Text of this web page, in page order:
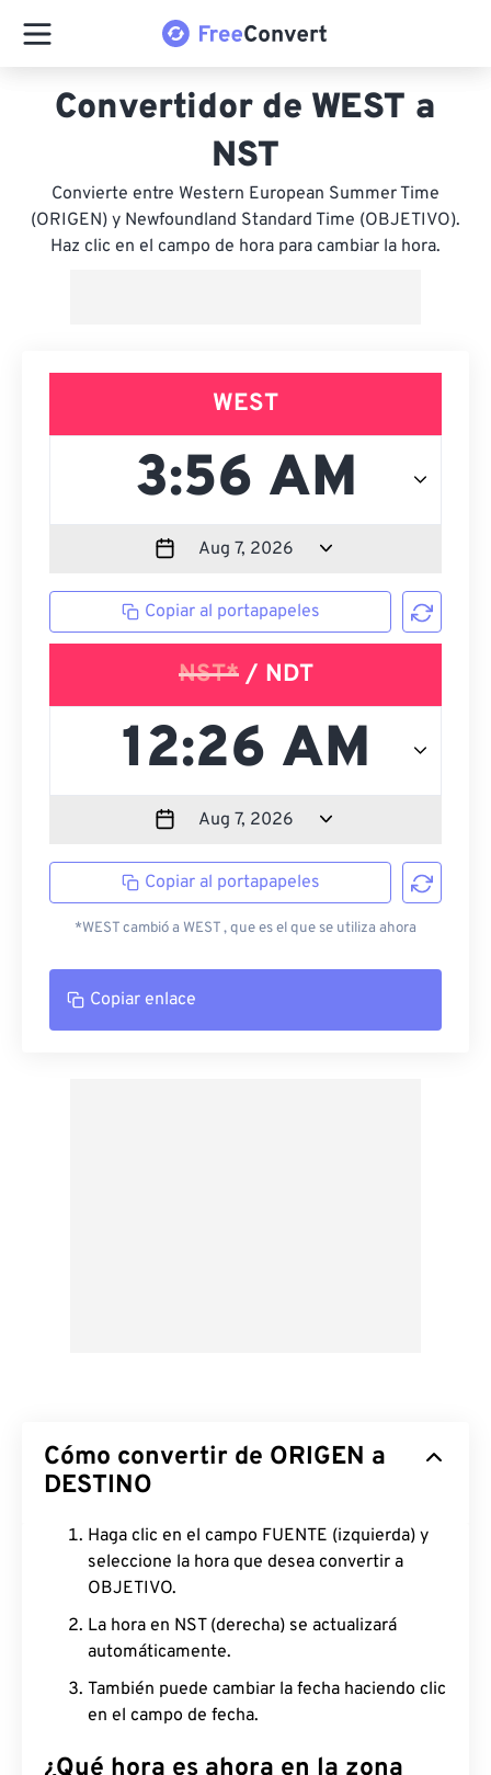
Convertidor de WEST a
NST
Convierte entre Western European Summer Time
(ORIGEN) y Newfoundland Standard Time (OBJETIVO).
Haz clic en el campo de hora para cambiar la hora.
WEST
Copiar al portapapeles
NST*/ NDT
Copiar al portapapeles
*WEST cambió a WEST , que es el que se utiliza ahora
Copiar enlace
Cómo convertir de ORIGEN a
DESTINO
Haga clic en el campo FUENTE (izquierda) y
seleccione la hora que desea convertir a
OBJETIVO.
La hora en NST (derecha) se actualizará
automáticamente.
También puede cambiar la fecha haciendo clic
en el campo de fecha.